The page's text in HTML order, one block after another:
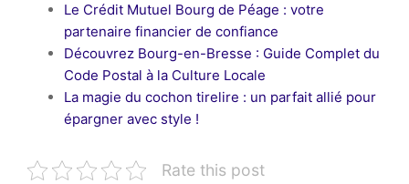
Le Crédit Mutuel Bourg de Péage : votre
partenaire financier de confiance
Découvrez Bourg-en-Bresse : Guide Complet du
Code Postal à la Culture Locale
La magie du cochon tirelire : un parfait allié pour
épargner avec style !
Rate this post